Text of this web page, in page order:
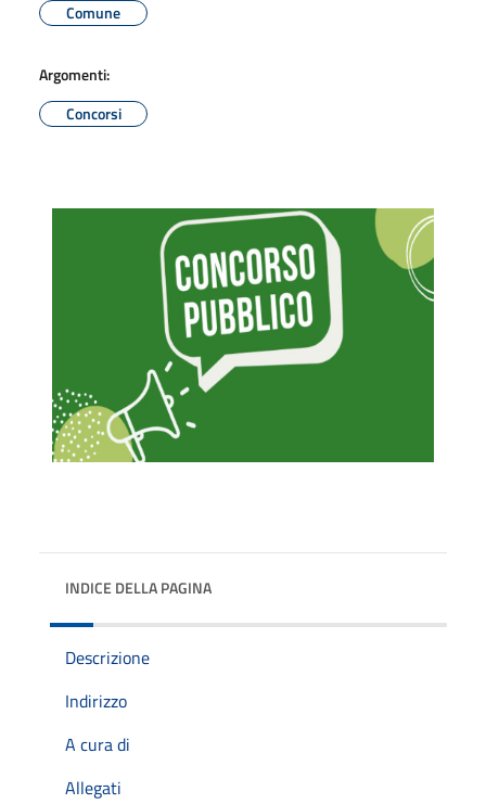
Comune
Argomenti:
Concorsi
INDICE DELLA PAGINA
Descrizione
Indirizzo
A cura di
Allegati